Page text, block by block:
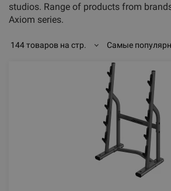
studios. Range of products from
Axiom series.
144 товаров на стр. Самые